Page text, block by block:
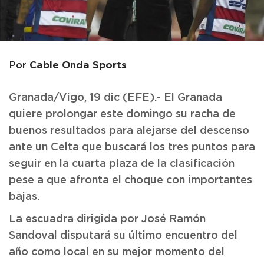
Por Cable Onda Sports
Granada/Vigo, 19 dic (EFE).- El Granada
quiere prolongar este domingo su racha de
buenos resultados para alejarse del descenso
ante un Celta que buscará los tres puntos para
seguir en la cuarta plaza de la clasificación
pese a que afronta el choque con importantes
bajas.
La escuadra dirigida por José Ramón
Sandoval disputará su último encuentro del
año como local en su mejor momento del